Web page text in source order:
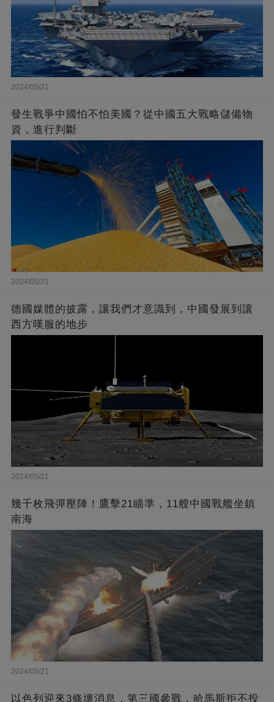
2024/05/21
發生戰爭中國怕不怕美國？從中國五大戰略儲備物
資，進行判斷
2024/05/21
德國媒體的披露，讓我們才意識到，中國發展到讓
西方嘆服的地步
2024/05/21
幾千枚飛彈壓陣！鷹擊21瞄準，11艘中國戰艦坐鎮
南海
2024/05/21
以色列迎來3條壞消息，第三國參戰，哈馬斯拒不投